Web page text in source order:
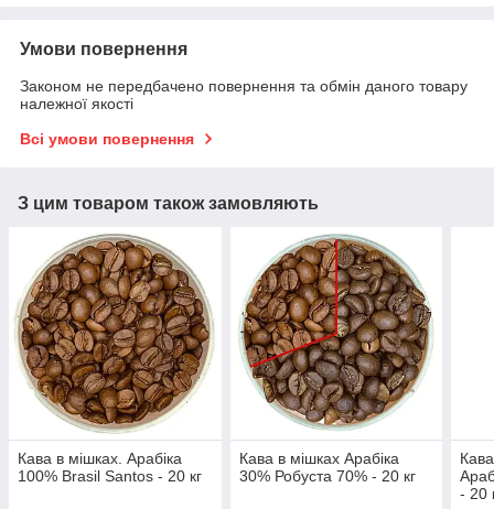
Умови повернення
Законом не передбачено повернення та обмін даного товару
належної якості
Всі умови повернення
З цим товаром також замовляють
Кава в мішках. Арабіка
100% Brasil Santos - 20 кг
Кава в мішках Арабіка
30% Робуста 70% - 20 кг
- 20